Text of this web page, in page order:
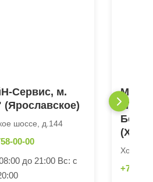
Сервис, м.
шоссе, д.144
00-00
до 21:00 Вс: с
+7